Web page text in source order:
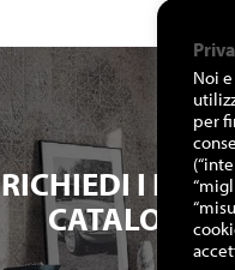
RICHIEDI I
CATALOGHI
Noi
per